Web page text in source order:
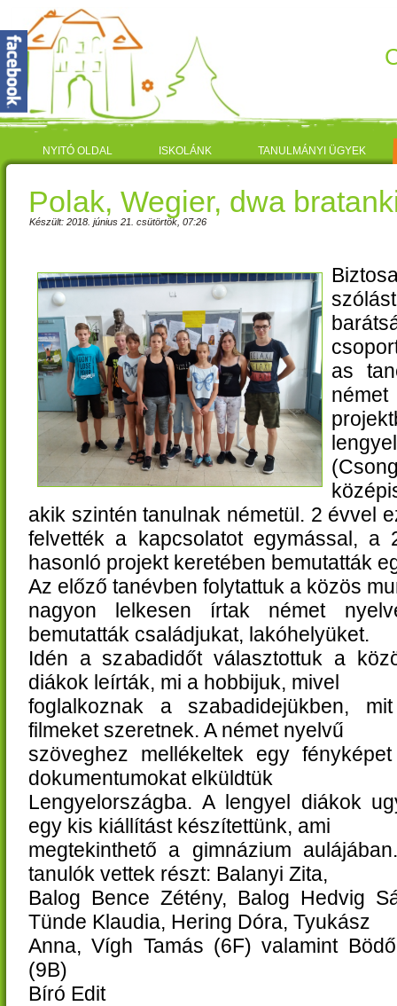
NYITÓ OLDAL ISKOLÁNK TANULMÁNYI ÜGYEK
Polak, Wegier, dwa
Készült: 2018. június 21. csütörtök, 07:26
as
akik szintén tanulnak németül. 2 évvel
felvették a kapcsolatot egymással, a
hasonló projekt keretében bemutatták
Az előző tanévben folytattuk a közös
nagyon lelkesen írtak német
bemutatták családjukat, lakóhelyüket.
Idén a szabadidőt választottuk a
diákok leírták, mi a hobbijuk, mivel
foglalkoznak a szabadidejükben,
filmeket szeretnek. A német nyelvű
szöveghez mellékeltek egy
dokumentumokat elküldtük
Lengyelországba. A lengyel diákok
egy kis kiállítást készítettünk, ami
megtekinthető a gimnázium
tanulók vettek részt: Balanyi Zita,
Balog Bence Zétény, Balog Hedvig
Tünde Klaudia, Hering Dóra, Tyukász
Anna, Vígh Tamás (6F) valamint
(9B)
Bíró Edit